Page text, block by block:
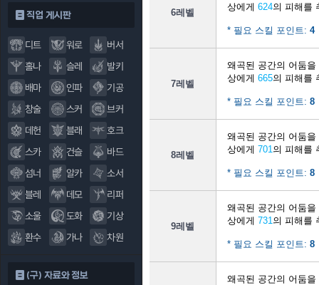
직업 게시판
디트 워로
버서
홀나
슬레
발키
배마
인파
기공
창술
스커
브커
데헌
블래
호크
스카
건슬
바드
섬너
알카
소서
블레
데모
리퍼
소울
도화
기상
환수
가나 차원
(구) 자료와 정보
6레벨
상에게 624의 피해를
* 필요 스킬 포인트: 4
7레벨
왜곡된 공간의 어둠
상에게 665의 피해를
* 필요 스킬 포인트: 8
8레벨
왜곡된 공간의 어둠
상에게 701의 피해를
* 필요 스킬 포인트: 8
9레벨
왜곡된 공간의 어둠
상에게 731의 피해를
* 필요 스킬 포인트: 8
왜곡된 공간의 어둠